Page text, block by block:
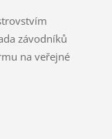
závodníků
na veřejné